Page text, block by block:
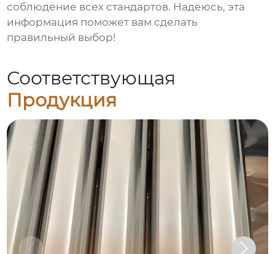
соблюдение всех стандартов. Надеюсь, эта
информация поможет вам сделать
правильный выбор!
Соответствующая
Продукция